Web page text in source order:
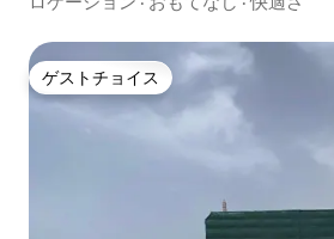
ゲストチョイス
ゲストチョイス